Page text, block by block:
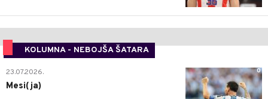
KOLUMNA - NEBOJŠA ŠATARA
0
23.07.2026.
Mesi(ja)